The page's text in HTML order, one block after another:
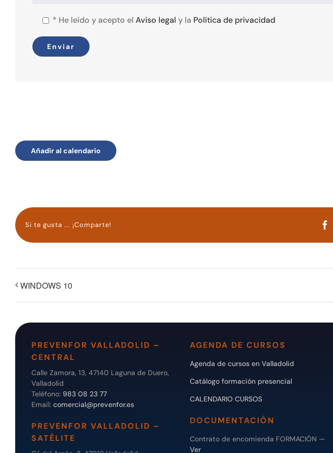
* He leído y acepto el Aviso legal y la Política de privacidad
Añadir al calendario
Si te gusta ... ¡Comparte!
WINDOWS 10
PREVENFOR VALLADOLID –
CENTRAL
Calle Zamora, 13, 47140 Laguna de Duero,
Valladolid
Teléfono: 983 08 23 77
Email: comercial@prevenfor.es
PREVENFOR VALLADOLID –
SATÉLITE
AGENDA DE CURSOS
Agenda de cursos en Valladolid
Catálogo formación presencial
CALENDARIO CURSOS
DOCUMENTACIÓN
Contrato de encomienda FORMACIÓN —
Ver